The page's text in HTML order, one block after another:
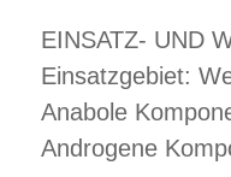
EINSATZ- UND
Einsatzgebiet:
Anabole
Androgene